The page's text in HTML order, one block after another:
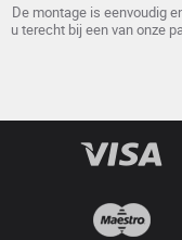
De montage is eenvoudig
u terecht bij een van onze